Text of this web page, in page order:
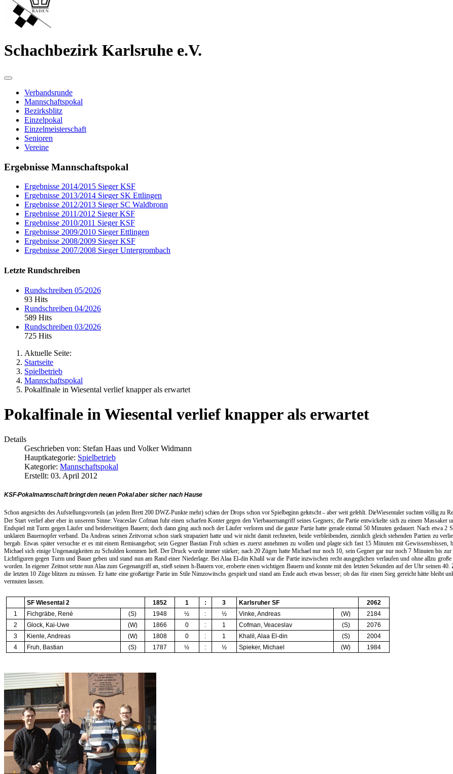
Schachbezirk Karlsruhe e.V.
Verbandsrunde
Mannschaftspokal
Bezirksblitz
Einzelpokal
Einzelmeisterschaft
Senioren
Vereine
Ergebnisse Mannschaftspokal
Ergebnisse 2014/2015 Sieger KSF
Ergebnisse 2013/2014 Sieger SK Ettlingen
Ergebnisse 2012/2013 Sieger SC Waldbronn
Ergebnisse 2011/2012 Sieger KSF
Ergebnisse 2010/2011 Sieger KSF
Ergebnisse 2009/2010 Sieger Ettlingen
Ergebnisse 2008/2009 Sieger KSF
Ergebnisse 2007/2008 Sieger Untergrombach
Letzte Rundschreiben
Rundschreiben 05/2026
93 Hits
Rundschreiben 04/2026
589 Hits
Rundschreiben 03/2026
725 Hits
Aktuelle Seite:
Startseite
Spielbetrieb
Mannschaftspokal
Pokalfinale in Wiesental verlief knapper als erwartet
Pokalfinale in Wiesental verlief knapper als erwartet
Details
Geschrieben von: Stefan Haas und Volker Widmann
Hauptkategorie: Spielbetrieb
Kategorie: Mannschaftspokal
Erstellt: 03. April 2012
KSF-Pokalmannschaft bringt den neuen Pokal aber sicher nach Hause
Schon angesichts des Aufstellungsvorteils (an jedem Brett 200 DWZ-Punkte mehr) schien der Drops schon vor Spielbeginn gelutscht – aber weit gefehlt. DieWiesentalersuchten völlig zu
Der Start verlief aber eher in unserem Sinne: Veaceslav Cofman fuhr einen scharfen Konter gegen den Vierbauernangriff seines Gegners; die Partie entwickelte sich zu einem
Endspiel mit Turm gegen Läufer und beiderseitigen Bauern; doch dann ging auch noch der Läufer verloren und die ganze Partie hatte gerade einmal 50 Minuten gedauert. Nach etwa
unklaren Bauernopfer verband. Da Andreas seinen Zeitvorrat schon stark strapaziert hatte und wir nicht damit rechneten, beide verbleibenden, ziemlich gleich stehenden Partien zu
bergab. Etwas später versuchte er es mit einem Remisangebot; sein Gegner Bastian Fruh schien es zuerst annehmen zu wollen und plagte sich fast 15 Minuten mit
Michael sich einige Ungenauigkeiten zu Schulden kommen ließ. Der Druck wurde immer stärker; nach 20 Zügen hatte Michael nur noch 10, sein Gegner gar nur noch 7 Minuten bis
Lichtfiguren gegen Turm und Bauer geben und stand nun am Rand einer Niederlage. Bei Alaa El-din Khalil war die Partie inzwischen recht ausgeglichen verlaufen und ohne allzu
worden. In eigener Zeitnot setzte nun Alaa zum Gegenangriff an, stieß seinen h-Bauern vor, eroberte einen wichtigen Bauern und konnte mit den letzten Sekunden auf der Uhr seinen
die letzten 10 Züge blitzen zu müssen. Er hatte eine großartige Partie im Stile Nimzowitschs gespielt und stand am Ende auch etwas besser; ob das für einen Sieg gereicht hätte bleibt
vermuten lassen.
SF Wiesental 2 1852 1 : 3 Karlsruher SF
2062
1
Fichgräbe, René (S) 1948 ½ : ½ Vinke, Andreas (W)
2184
2
Glock, Kai-Uwe (W) 1866 0 : 1 Cofman, Veaceslav (S)
2076
3
Kienle, Andreas (W) 1808 0 : 1 Khalil, Alaa El-din (S)
2004
4
Fruh, Bastian (S) 1787 ½ : ½ Spieker, Michael (W) 1984